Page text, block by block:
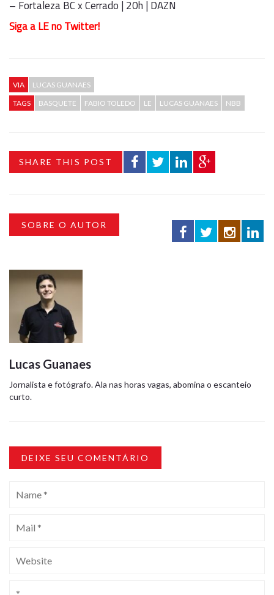
– Fortaleza BC x Cerrado | 20h | DAZN
Siga a LE no Twitter!
VIA
LUCAS GUANAES
TAGS
BASQUETE FABIO TOLEDO LE LUCAS GUANAES NBB
SHARE THIS POST
SOBRE O AUTOR
Lucas Guanaes
Jornalista e fotógrafo. Ala nas horas vagas, abomina o escanteio
curto.
DEIXE SEU COMENTÁRIO